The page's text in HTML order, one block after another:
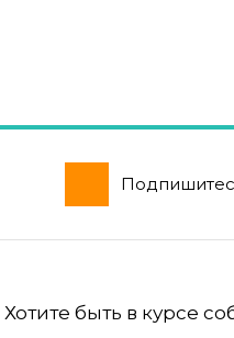
Хотите быть в курсе